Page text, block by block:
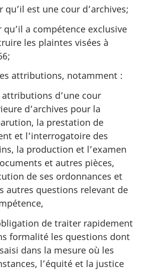
qu’il est une cour d’archives;
qu’il a compétence exclusive
les plaintes visées à
attributions, notamment :
attributions d’une cour
d’archives pour la
la prestation de
et l’interrogatoire des
la production et l’examen
et autres pièces,
de ses ordonnances et
autres questions relevant de
de traiter rapidement
formalité les questions dont
dans la mesure où les
l’équité et la justice